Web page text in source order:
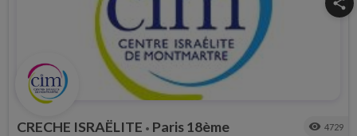
share
CRECHE ISRAËLITE • Paris 18ème visibility 4729